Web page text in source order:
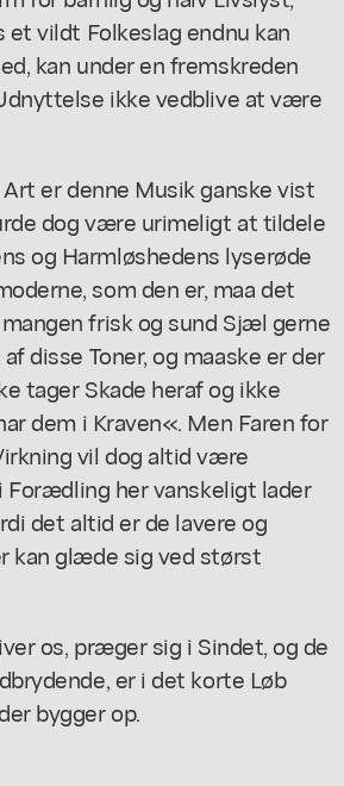
et vildt Folkeslag endnu kan
kan under en fremskreden
ikke vedblive at være
er denne Musik ganske vist
dog være urimeligt at tildele
og Harmløshedens lyserøde
som den er, maa det
frisk og sund Sjæl gerne
disse Toner, og maaske er der
tager Skade heraf og ikke
dem i Kraven«. Men Faren for
vil dog altid være
her vanskeligt lader
det altid er de lavere og
kan glæde sig ved størst
os, præger sig i Sindet, og de
er i det korte Løb
bygger op.